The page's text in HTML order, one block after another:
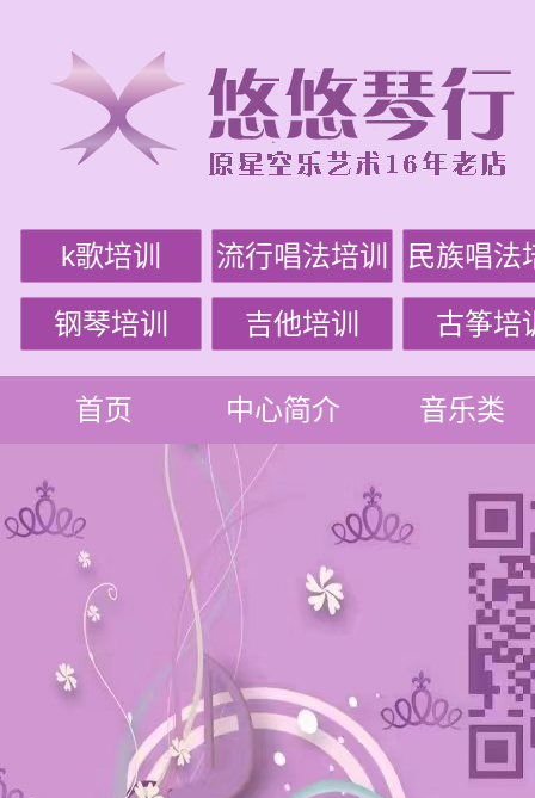
k歌培训 流行唱法培训 民族唱法
钢琴培训 吉他培训 古筝培
首页 中心简介 音乐类